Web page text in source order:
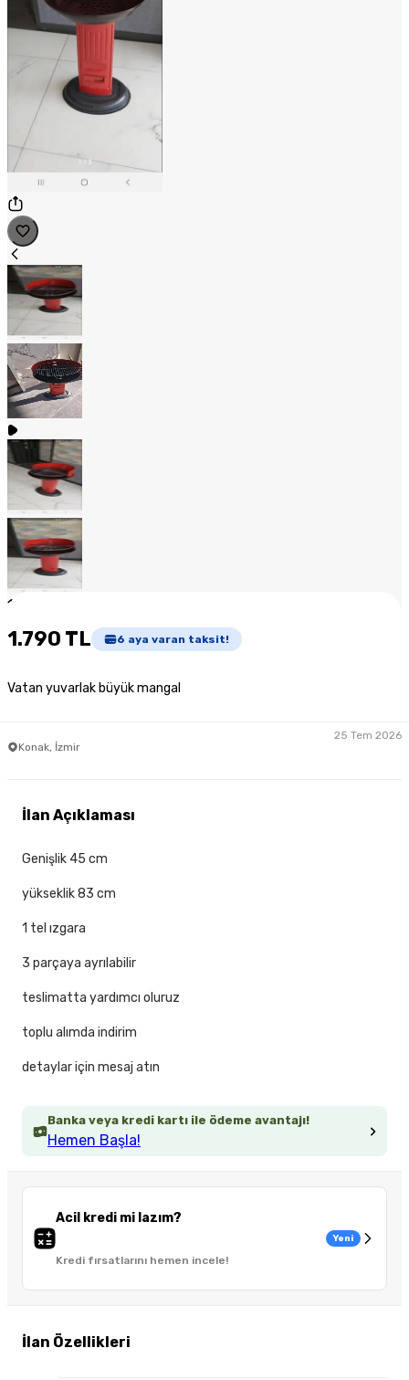
1
1.790 TL 6 aya varan taksit!
Vatan yuvarlak büyük mangal
Konak, İzmir
25 Tem 2026
Banka veya kredi kartı ile ödeme avantajı!
Hemen Başla!
Acil kredi mi lazım?
Kredi fırsatlarını hemen incele!
Yeni
İlan Özellikleri
İlan Açıklaması
Genişlik 45 cm
yükseklik 83 cm
1 tel ızgara
3 parçaya ayrılabilir
teslimatta yardımcı oluruz
toplu alımda indirim
detaylar için mesaj atın